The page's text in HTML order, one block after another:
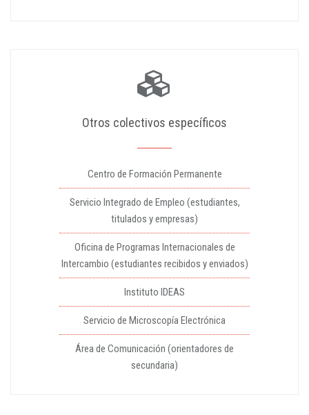
Otros colectivos específicos
Centro de Formación Permanente
Servicio Integrado de Empleo (estudiantes,
titulados y empresas)
Oficina de Programas Internacionales de
Intercambio (estudiantes recibidos y enviados)
Instituto IDEAS
Servicio de Microscopía Electrónica
Área de Comunicación (orientadores de
secundaria)